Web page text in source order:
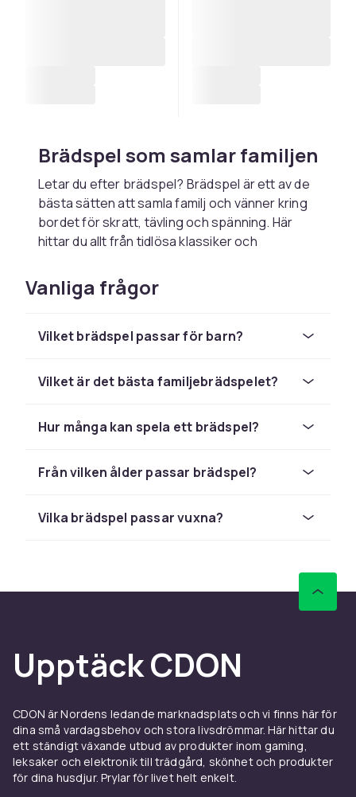
Brädspel som samlar familjen
Letar du efter brädspel? Brädspel är ett av de
bästa sätten att samla familj och vänner kring
bordet för skratt, tävling och spänning. Här
hittar du allt från tidlösa klassiker och
Brädspel passar lika bra för en mysig kväll
hemma som för kalaset och festen, och det
Olika typer av brädspel
Brädspel finns i många genrer. Familjespel är
samtidigt, medan barnspel har korta omgångar
och tydliga regler för de yngsta. Strategispel
som vill ha mer utmaning, och partyspel får
finns också frågespel, samarbetsspel och
Det finns brädspel för alla åldrar. För de minsta
med strategi och samarbete. Många klassiker
finns dessutom i särskilda barnversioner så att
åldersrekommendationen för att hitta ett spel
som passar.
Spel för olika tillfällen
Vanliga frågor
Vilket brädspel passar för barn?
Vilket är det bästa familjebrädspelet?
Hur många kan spela ett brädspel?
Från vilken ålder passar brädspel?
Vilka brädspel passar vuxna?
Upptäck CDON
CDON är Nordens ledande marknadsplats och vi finns här för
dina små vardagsbehov och stora livsdrömmar. Här hittar du
ett ständigt växande utbud av produkter inom gaming,
leksaker och elektronik till trädgård, skönhet och produkter
för dina husdjur. Prylar för livet helt enkelt.